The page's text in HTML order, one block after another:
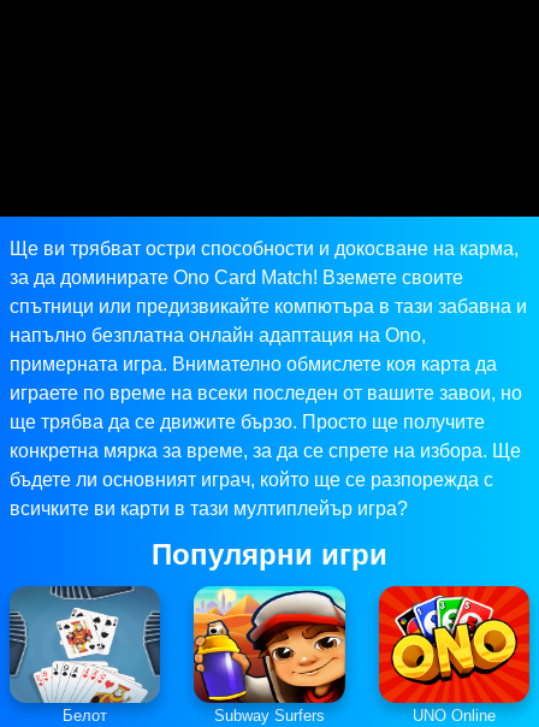
Ще ви трябват остри способности и докосване на карма,
за да доминирате Ono Card Match! Вземете своите
спътници или предизвикайте компютъра в тази забавна и
напълно безплатна онлайн адаптация на Ono,
примерната игра. Внимателно обмислете коя карта да
играете по време на всеки последен от вашите завои, но
ще трябва да се движите бързо. Просто ще получите
конкретна мярка за време, за да се спрете на избора. Ще
бъдете ли основният играч, който ще се разпорежда с
всичките ви карти в тази мултиплейър игра?
Популярни игри
Белот Subway Surfers UNO Online